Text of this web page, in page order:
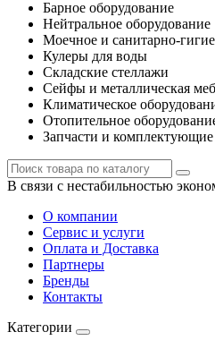
Барное оборудование
Нейтральное оборудование
Моечное и санитарно-
Кулеры для воды
Складские стеллажи
Сейфы и металлическая
Климатическое
Отопительное
Запчасти и комплектующие
В связи с нестабильностью
О компании
Сервис и услуги
Оплата и Доставка
Партнеры
Бренды
Контакты
Категории